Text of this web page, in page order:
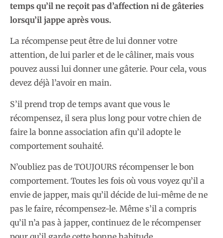
temps qu’il ne reçoit pas d’affection ni de gâteries
lorsqu’il jappe après vous.
La récompense peut être de lui donner votre
attention, de lui parler et de le câliner, mais vous
pouvez aussi lui donner une gâterie. Pour cela, vous
devez déjà l’avoir en main.
S’il prend trop de temps avant que vous le
récompensez, il sera plus long pour votre chien de
faire la bonne association afin qu’il adopte le
comportement souhaité.
N’oubliez pas de TOUJOURS récompenser le bon
comportement. Toutes les fois où vous voyez qu’il a
envie de japper, mais qu’il décide de lui-même de ne
pas le faire, récompensez-le. Même s’il a compris
qu’il n’a pas à japper, continuez de le récompenser